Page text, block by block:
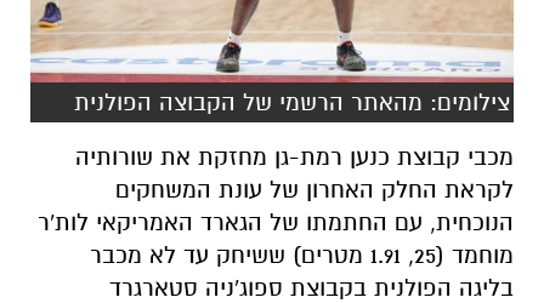
צילומים: מהאתר הרשמי של הקבוצה הפולנית
מכבי קבוצת כנען רמת-גן מחזקת את שורותיה
לקראת החלק האחרון של עונת המשחקים
הנוכחית, עם החתמתו של הגארד האמריקאי לות'ר
מוחמד (25, 1.91 מטרים) ששיחק עד לא מכבר
בליגה הפולנית בקבוצת ספוג'ניה סטארגרד